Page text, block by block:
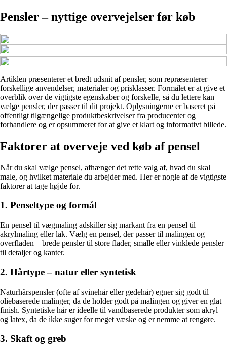
Pensler – nyttige overvejelser før køb
Artiklen præsenterer et bredt udsnit af pensler, som repræsenterer
forskellige anvendelser, materialer og prisklasser. Formålet er at give et
overblik over de vigtigste egenskaber og forskelle, så du lettere kan
vælge pensler, der passer til dit projekt. Oplysningerne er baseret på
offentligt tilgængelige produktbeskrivelser fra producenter og
forhandlere og er opsummeret for at give et klart og informativt billede.
Faktorer at overveje ved køb af pensel
Når du skal vælge pensel, afhænger det rette valg af, hvad du skal
male, og hvilket materiale du arbejder med. Her er nogle af de vigtigste
faktorer at tage højde for.
1. Penseltype og formål
En pensel til vægmaling adskiller sig markant fra en pensel til
akrylmaling eller lak. Vælg en pensel, der passer til malingen og
overfladen – brede pensler til store flader, smalle eller vinklede pensler
til detaljer og kanter.
2. Hårtype – natur eller syntetisk
Naturhårspensler (ofte af svinehår eller gedehår) egner sig godt til
oliebaserede malinger, da de holder godt på malingen og giver en glat
finish. Syntetiske hår er ideelle til vandbaserede produkter som akryl
og latex, da de ikke suger for meget væske og er nemme at rengøre.
3. Skaft og greb